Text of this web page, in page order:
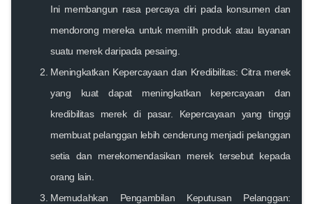
Ini membangun rasa percaya diri pada konsumen dan
mendorong mereka untuk memilih produk atau layanan
suatu merek daripada pesaing.
Meningkatkan Kepercayaan dan Kredibilitas: Citra merek
yang kuat dapat meningkatkan kepercayaan dan
kredibilitas merek di pasar. Kepercayaan yang tinggi
membuat pelanggan lebih cenderung menjadi pelanggan
setia dan merekomendasikan merek tersebut kepada
orang lain.
Memudahkan Pengambilan Keputusan Pelanggan: